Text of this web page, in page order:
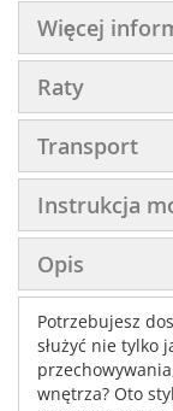
Więcej
Raty
Transport
Instrukcja
Opis
Potrzebujesz
służyć nie tylko
wnętrza? Oto